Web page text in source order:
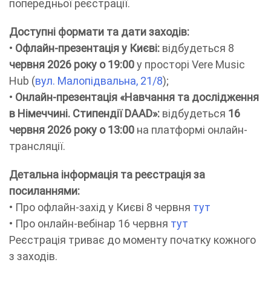
попередньої реєстрації.
Доступні формати та дати заходів:
• Офлайн-презентація у Києві: відбудеться 8
червня 2026 року о 19:00у просторі Vere Music
Hub (вул. Малопідвальна, 21/8);
• Онлайн-презентація «Навчання та дослідження
в Німеччині. Стипендії DAAD»: відбудеться 16
червня 2026 року о 13:00 на платформі онлайн-
трансляції.
Детальна інформація та реєстрація за
посиланнями:
• Про офлайн-захід у Києві 8 червня тут
• Про онлайн-вебінар 16 червня тут
Реєстрація триває до моменту початку кожного
з заходів.